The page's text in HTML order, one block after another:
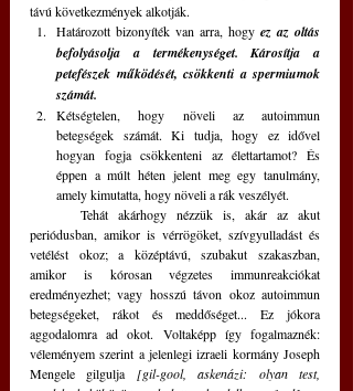
távú következmények alkotják.
Határozott bizonyíték van arra, hogy ez az oltás
befolyásolja a termékenységet. Károsítja a
petefészek működését, csökkenti a spermiumok
számát.
Kétségtelen, hogy növeli az autoimmun
betegségek számát. Ki tudja, hogy ez idővel
hogyan fogja csökkenteni az élettartamot? És
éppen a múlt héten jelent meg egy tanulmány,
amely kimutatta, hogy növeli a rák veszélyét.
periódusban, amikor is vérrögöket, szívgyulladást és
vetélést okoz; a középtávú, szubakut szakaszban,
amikor is kórosan végzetes immunreakciókat
eredményezhet; vagy hosszú távon okoz autoimmun
betegségeket, rákot és meddőséget... Ez jókora
aggodalomra ad okot. Voltaképp így fogalmaznék:
véleményem szerint a jelenlegi izraeli kormány Joseph
Mengele gilgulja [gil-gool, askenázi: olyan test,